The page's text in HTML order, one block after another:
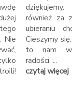
Nie
również za
ubieraniu
Cieszymy
to nam
radości. ...
czytaj więcej